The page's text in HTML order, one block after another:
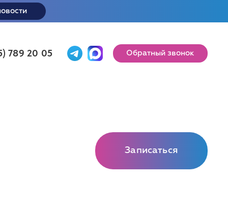
789 20 05 Обратный звонок
Записаться